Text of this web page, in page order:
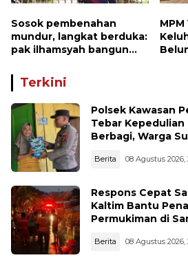
Sosok pembenahan
mundur, langkat berduka:
pak ilhamsyah bangun
dunia pendidikan kita
Terkini
Polsek Kawasan
Tebar
Berbagi, Warga
Berita 08 Agustus 2026,
Respons Cepat
Kaltim Bantu
Permukiman di
Berita 08 Agustus 2026,